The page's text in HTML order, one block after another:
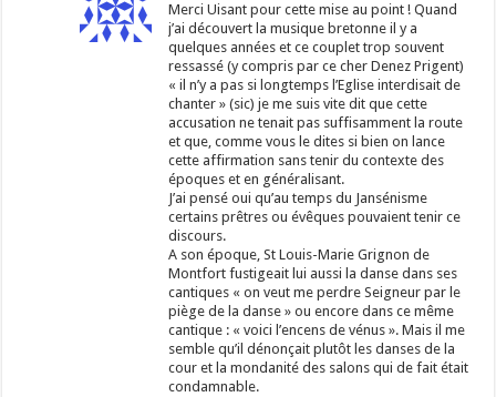
Merci Uisant pour cette mise au point ! Quand
j’ai découvert la musique bretonne il y a
quelques années et ce couplet trop souvent
ressassé (y compris par ce cher Denez Prigent)
« il n’y a pas si longtemps l’Eglise interdisait de
chanter » (sic) je me suis vite dit que cette
accusation ne tenait pas suffisamment la route
et que, comme vous le dites si bien on lance
cette affirmation sans tenir du contexte des
époques et en généralisant.
J’ai pensé oui qu’au temps du Jansénisme
certains prêtres ou évêques pouvaient tenir ce
discours.
A son époque, St Louis-Marie Grignon de
Montfort fustigeait lui aussi la danse dans ses
cantiques « on veut me perdre Seigneur par le
piège de la danse » ou encore dans ce même
cantique : « voici l’encens de vénus ». Mais il me
semble qu’il dénonçait plutôt les danses de la
cour et la mondanité des salons qui de fait était
condamnable.